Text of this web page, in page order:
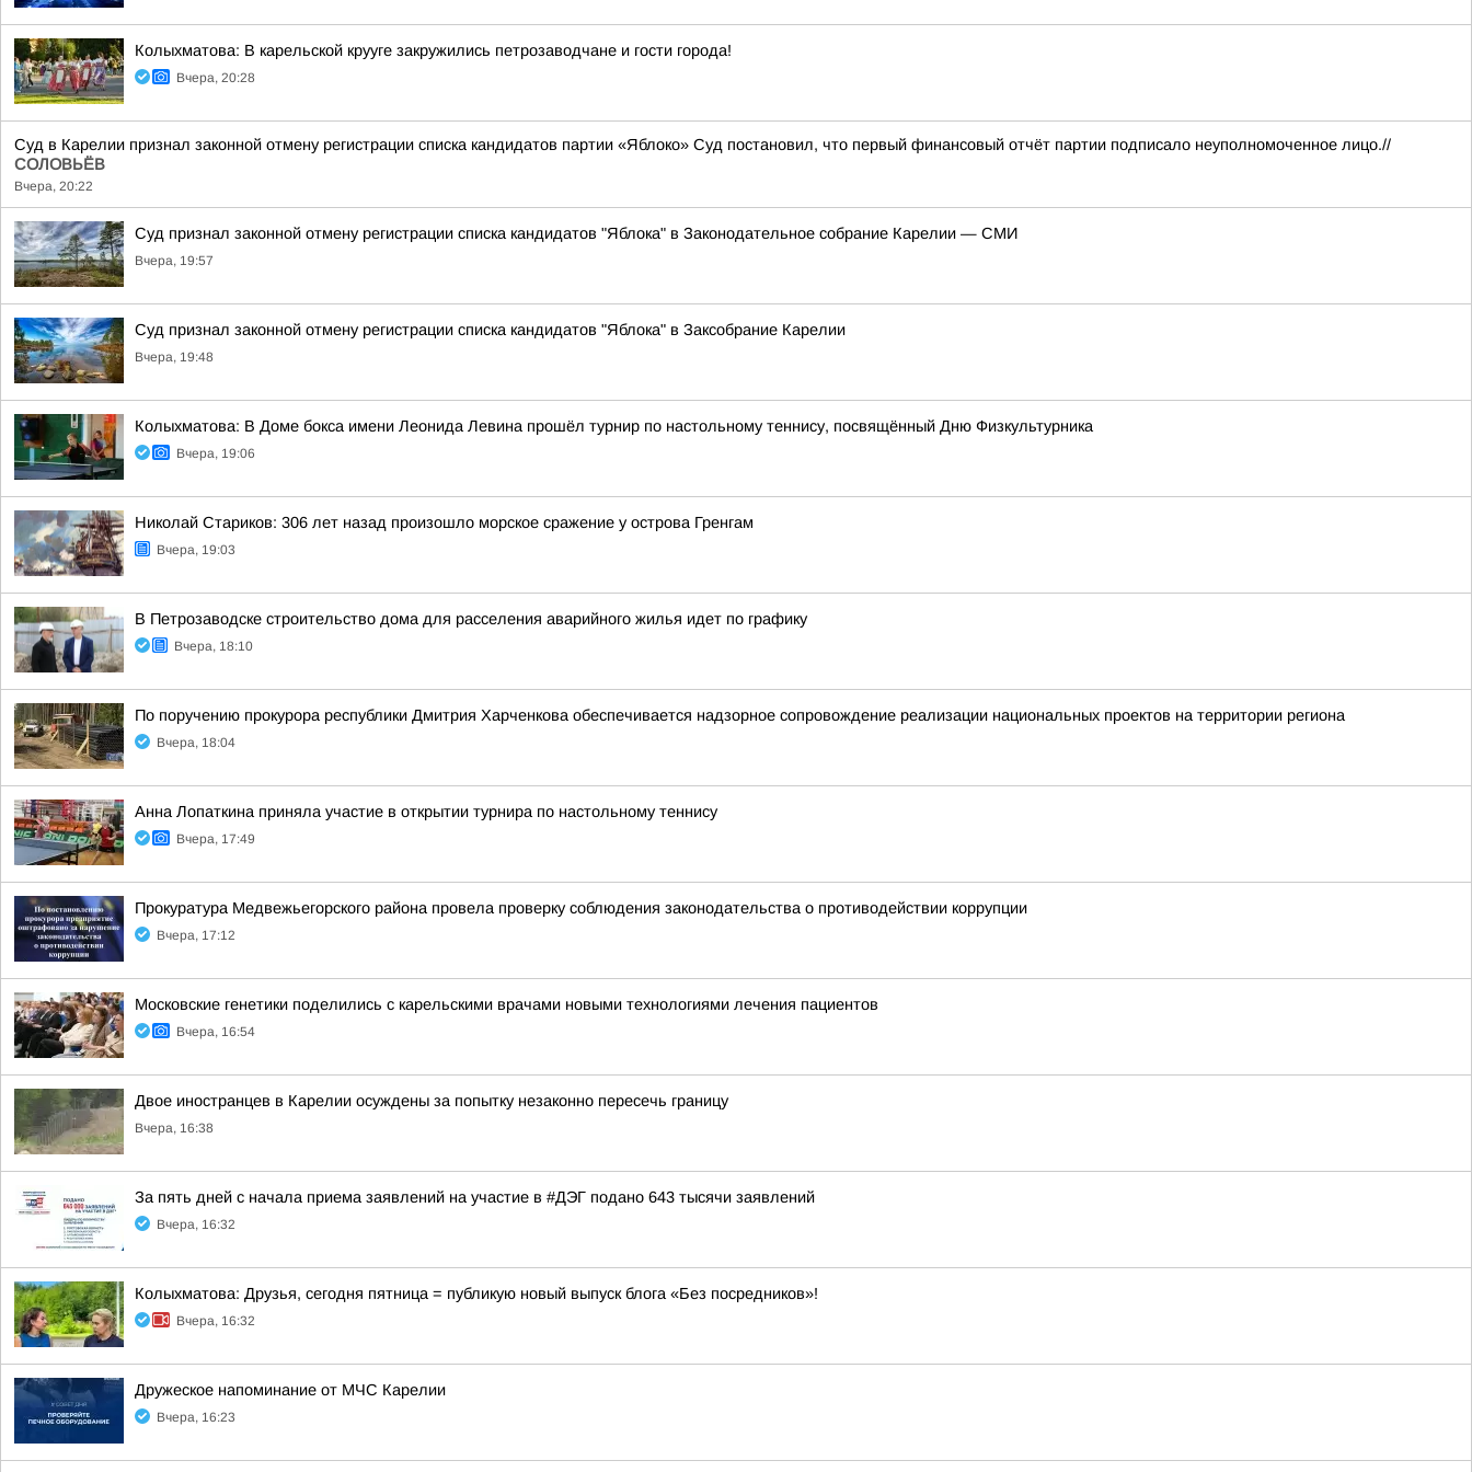
Колыхматова: В карельской крууге закружились петрозаводчане и гости города!
Вчера, 20:28
Суд в Карелии признал законной отмену регистрации списка кандидатов партии «Яблоко» Суд постановил, что первый финансовый отчёт партии подписало неуполномоченное лицо.//
СОЛОВЬЁВ
Вчера, 20:22
Суд признал законной отмену регистрации списка кандидатов "Яблока" в Законодательное собрание Карелии — СМИ
Вчера, 19:57
Суд признал законной отмену регистрации списка кандидатов "Яблока" в Заксобрание Карелии
Вчера, 19:48
Колыхматова: В Доме бокса имени Леонида Левина прошёл турнир по настольному теннису, посвящённый Дню Физкультурника
Вчера, 19:06
Николай Стариков: 306 лет назад произошло морское сражение у острова Гренгам
Вчера, 19:03
В Петрозаводске строительство дома для расселения аварийного жилья идет по графику
Вчера, 18:10
По поручению прокурора республики Дмитрия Харченкова обеспечивается надзорное сопровождение реализации национальных проектов на территории региона
Вчера, 18:04
Анна Лопаткина приняла участие в открытии турнира по настольному теннису
Вчера, 17:49
Прокуратура Медвежьегорского района провела проверку соблюдения законодательства о противодействии коррупции
Вчера, 17:12
Московские генетики поделились с карельскими врачами новыми технологиями лечения пациентов
Вчера, 16:54
Двое иностранцев в Карелии осуждены за попытку незаконно пересечь границу
Вчера, 16:38
За пять дней с начала приема заявлений на участие в #ДЭГ подано 643 тысячи заявлений
Вчера, 16:32
Колыхматова: Друзья, сегодня пятница = публикую новый выпуск блога «Без посредников»!
Вчера, 16:32
Дружеское напоминание от МЧС Карелии
Вчера, 16:23